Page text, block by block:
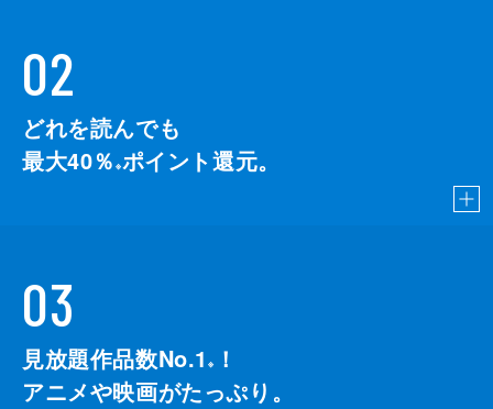
02
どれを読んでも
最大40％ ※ポイント還元。
03
見放題作品数No.1 ※
！
アニメや映画がたっぷり。